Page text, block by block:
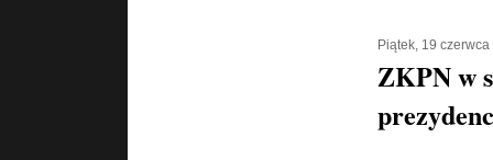
Piątek, 19
ZKPN w